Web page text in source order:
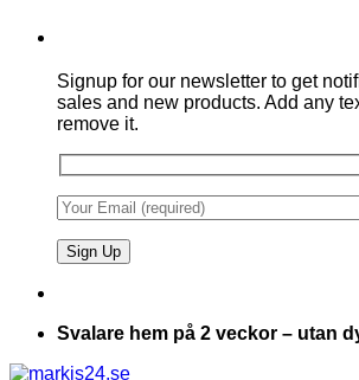
Signup for our newsletter to get
sales and new products. Add any
remove it.
Svalare hem på 2 veckor – utan